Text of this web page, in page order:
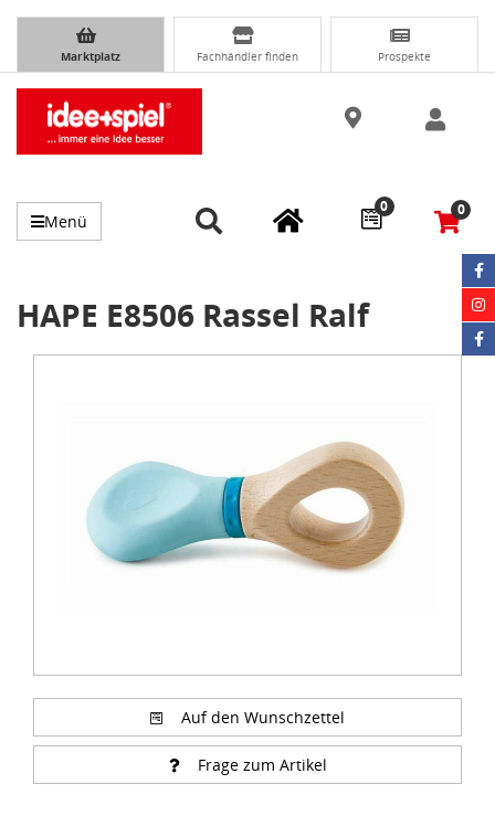
Marktplatz Fachhändler finden Prospekte
Menü
0 0
HAPE E8506 Rassel Ralf
Auf den Wunschzettel
Frage zum Artikel